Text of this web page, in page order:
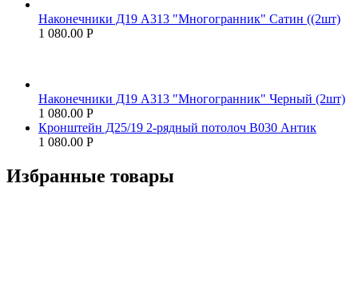
Наконечники Д19 А313 "Многогранник" Сатин ((2шт)
1 080.00 Р
Наконечники Д19 А313 "Многогранник" Черный (2шт)
1 080.00 Р
Кронштейн Д25/19 2-рядный потолоч В030 Антик
1 080.00 Р
Избранные товары